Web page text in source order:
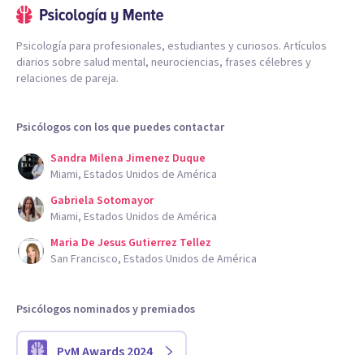
Psicología para profesionales, estudiantes y curiosos. Artículos
diarios sobre salud mental, neurociencias, frases célebres y
relaciones de pareja.
Psicólogos con los que puedes contactar
Sandra Milena Jimenez Duque
Miami, Estados Unidos de América
Gabriela Sotomayor
Miami, Estados Unidos de América
Maria De Jesus Gutierrez Tellez
San Francisco, Estados Unidos de América
Psicólogos nominados y premiados